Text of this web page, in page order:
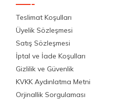
Teslimat Koşulları
Üyelik Sözleşmesi
Satış Sözleşmesi
İptal ve İade Koşulları
Gizlilik ve Güvenlik
KVKK Aydınlatma Metni
Orjinallik Sorgulaması